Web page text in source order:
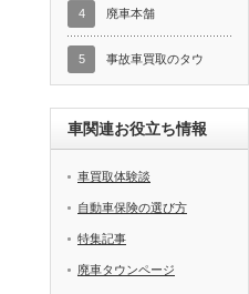
4 廃車本舗
5 事故車買取のタウ
車関連お役立ち情報
車買取体験談
自動車保険の選び方
特集記事
廃車タウンページ